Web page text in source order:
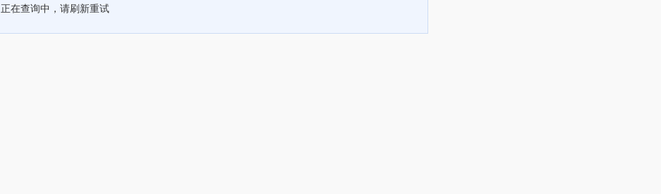
正在查询中，请刷新重试